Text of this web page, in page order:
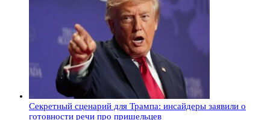
Секретный сценарий для Трампа: инсайдеры заявили о
готовности речи про пришельцев